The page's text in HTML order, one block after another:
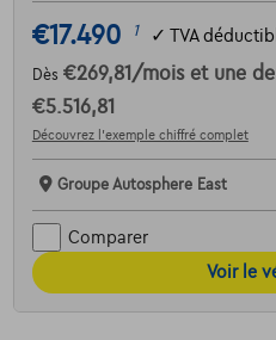
€17.490 1 ✓ TVA
Dès €269,81 /mois et une
€5.516,81
Découvrez l’exemple chiffré complet
Groupe Autosphere East
Comparer
Voir le